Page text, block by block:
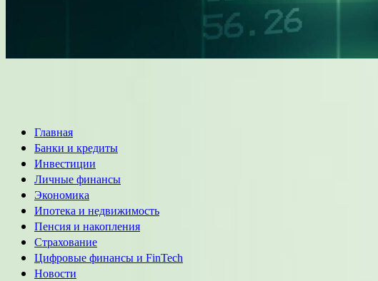
Основное
меню
Главная
Банки и кредиты
Инвестиции
Личные финансы
Экономика
Ипотека и недвижимость
Пенсия и накопления
Страхование
Цифровые финансы и FinTech
Новости